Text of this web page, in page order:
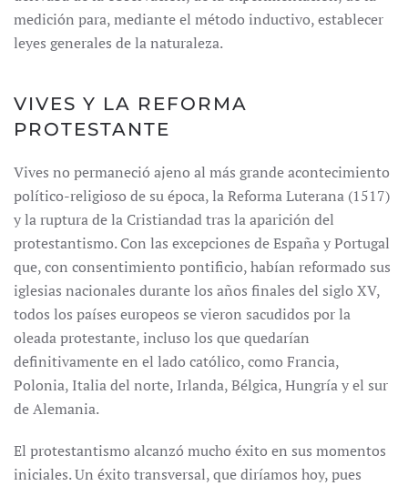
medición para, mediante el método inductivo, establecer
leyes generales de la naturaleza.
VIVES Y LA REFORMA
PROTESTANTE
Vives no permaneció ajeno al más grande acontecimiento
político-religioso de su época, la Reforma Luterana (1517)
y la ruptura de la Cristiandad tras la aparición del
protestantismo. Con las excepciones de España y Portugal
que, con consentimiento pontificio, habían reformado sus
iglesias nacionales durante los años finales del siglo XV,
todos los países europeos se vieron sacudidos por la
oleada protestante, incluso los que quedarían
definitivamente en el lado católico, como Francia,
Polonia, Italia del norte, Irlanda, Bélgica, Hungría y el sur
de Alemania.
El protestantismo alcanzó mucho éxito en sus momentos
iniciales. Un éxito transversal, que diríamos hoy, pues